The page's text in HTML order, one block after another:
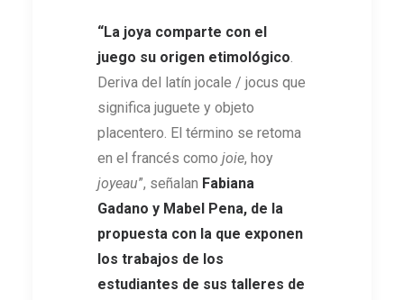
“La joya comparte con el
juego su origen etimológico.
Deriva del latín jocale / jocus que
significa juguete y objeto
placentero. El término se retoma
en el francés como joie, hoy
joyeau”, señalan Fabiana
Gadano y Mabel Pena, de la
propuesta con la que exponen
los trabajos de los
estudiantes de sus talleres de